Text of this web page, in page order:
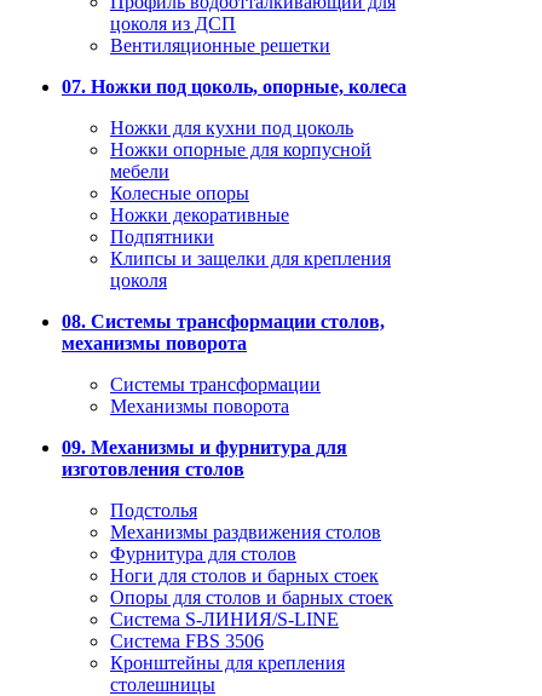
цоколя из ДСП
Вентиляционные решетки
07. Ножки под цоколь, опорные, колеса
Ножки для кухни под цоколь
Ножки опорные для корпусной
мебели
Колесные опоры
Ножки декоративные
Подпятники
Клипсы и защелки для крепления
цоколя
08. Системы трансформации столов,
механизмы поворота
Системы трансформации
Механизмы поворота
09. Механизмы и фурнитура для
изготовления столов
Подстолья
Механизмы раздвижения столов
Фурнитура для столов
Ноги для столов и барных стоек
Опоры для столов и барных стоек
Система S-ЛИНИЯ/S-LINE
Система FBS 3506
Кронштейны для крепления
столешницы